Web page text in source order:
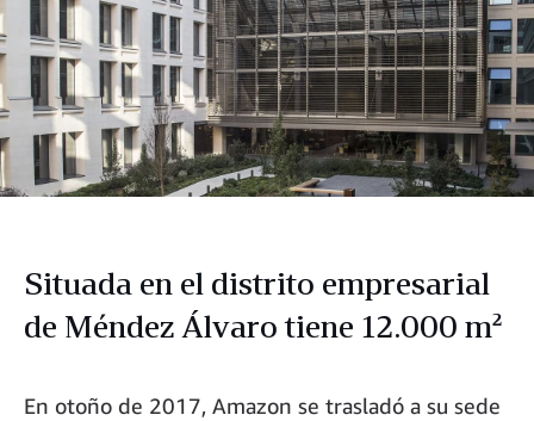
Situada en el distrito empresarial
de Méndez Álvaro tiene 12.000 m²
En otoño de 2017, Amazon se trasladó a su sede